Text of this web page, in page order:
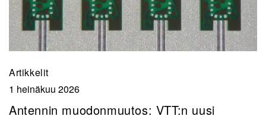
Artikkelit
1 heinäkuu 2026
Antennin muodonmuutos: VTT:n uusi